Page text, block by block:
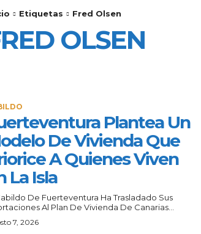
Etiquetas Fred Olsen
OLSEN
Plantea Un
De Vivienda Que
A Quienes Viven
La Isla
De Fuerteventura Ha Trasladado Sus
Al Plan De Vivienda De Canarias...
7, 2026